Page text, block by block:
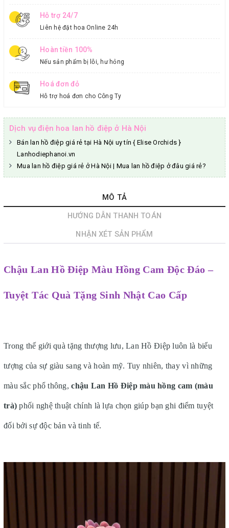
Hỗ trợ 24/7
Liên hệ đặt hoa Online 24h
Hoàn tiền 100%
Nếu sản phẩm bị lỗi, hư hỏng
Hoá đơn đỏ
Hỗ trợ hoá đơn cho Công Ty
Dịch vụ điện hoa lan hồ điệp ở Hà Nội
Bán lan hồ điệp giá rẻ tại Hà Nội uy tín { Elise Orchids }
Lanhodiephanoi.vn
Mua lan hồ điệp giá rẻ ở Hà Nội | Mua lan hồ điệp ở đâu giá rẻ?
MÔ TẢ
HƯỚNG DẪN THANH TOÁN
NHẬN XÉT SẢN PHẨM
Chậu Lan Hồ Điệp Màu Hồng Cam Độc Đáo –
Tuyệt Tác Quà Tặng Sinh Nhật Cao Cấp
Trong thế giới quà tặng thượng lưu, Lan Hồ Điệp luôn là biểu
tượng của sự giàu sang và hoàn mỹ. Tuy nhiên, thay vì những
màu sắc phổ thông,chậu Lan Hồ Điệp màu hồng cam (màu
trà) phối nghệ thuật chính là lựa chọn giúp bạn ghi điểm tuyệt
đối bởi sự độc bản và tinh tế.